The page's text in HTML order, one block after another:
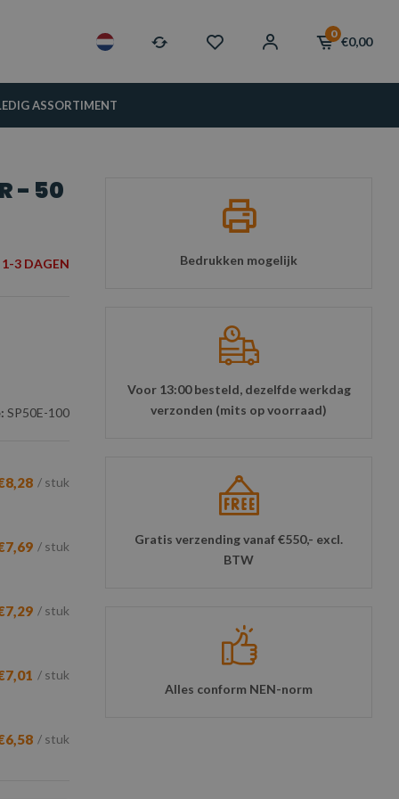
0
€0,00
ASSORTIMENT
- 50
3 DAGEN
SP50E-100
/ stuk
/ stuk
/ stuk
/ stuk
/ stuk
Bedrukken mogelijk
Voor 13:00 besteld, dezelfde werkdag
verzonden (mits op voorraad)
Gratis verzending vanaf €550,- excl.
BTW
Alles conform NEN-norm